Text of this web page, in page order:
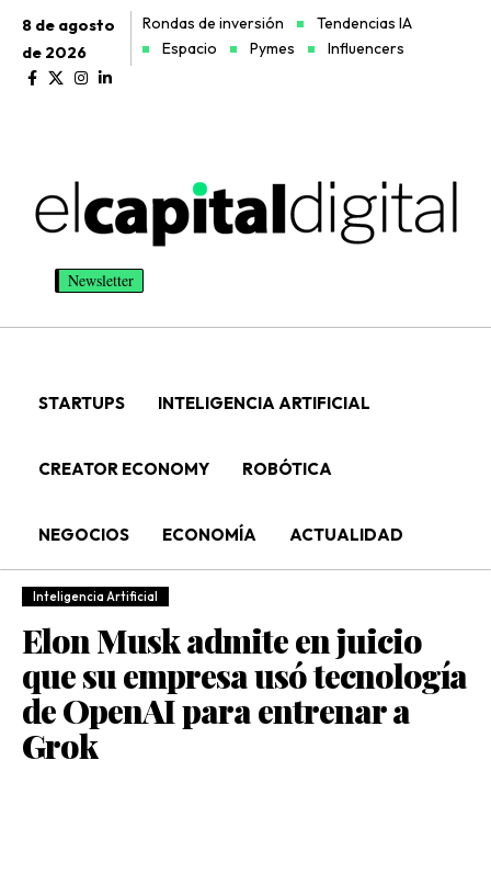
8 de agosto
de 2026
Rondas de inversión
Tendencias IA
Espacio
Pymes Influencers
Newsletter
STARTUPS INTELIGENCIA ARTIFICIAL
CREATOR ECONOMY ROBÓTICA
NEGOCIOS ECONOMÍA ACTUALIDAD
Inteligencia Artificial
Elon Musk admite en juicio
que su empresa usó tecnología
de OpenAI para entrenar a
Grok